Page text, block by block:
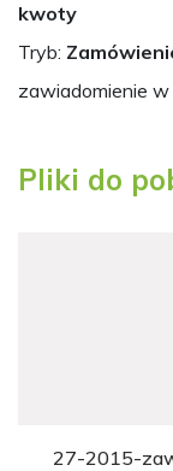
kwoty
Tryb:
zawiadomienie w
Pliki do
27-2015-